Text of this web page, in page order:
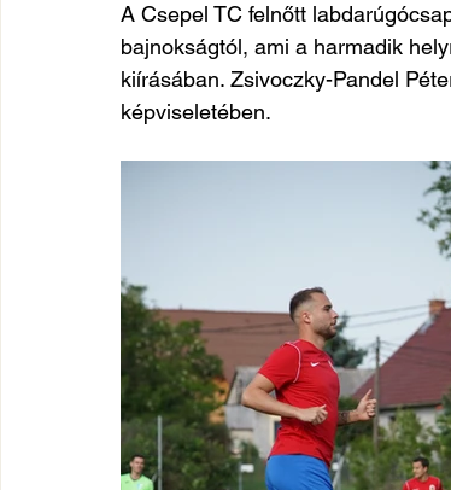
A Csepel TC felnőtt
bajnokságtól, ami a harmadik
kiírásában. Zsivoczky-Pandel
képviseletében.